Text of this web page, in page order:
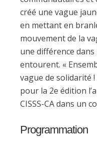
créé une vague
en mettant en
mouvement de la
une différence dans
entourent. «
vague de solidarité
pour la 2e édition
CISSS-CA dans un
Programmation